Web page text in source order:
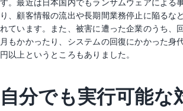
す。最近は日本国内でもランサムウェアによる
り、顧客情報の流出や長期間業務停止に陥るな
れています。また、被害に遭った企業のうち、
月もかかったり、システムの回復にかかった身
円以上というところもありました。
自分でも実行可能な